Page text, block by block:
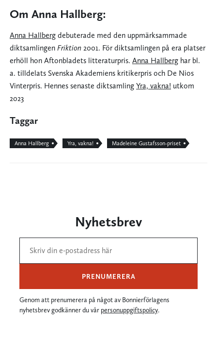
Om Anna Hallberg:
Anna Hallberg debuterade med den uppmärksammade
diktsamlingen Friktion 2001. För diktsamlingen på era platser
erhöll hon Aftonbladets litteraturpris. Anna Hallberg har bl.
a. tilldelats Svenska Akademiens kritikerpris och De Nios
Vinterpris. Hennes senaste diktsamling Yra, vakna! utkom
2023
Taggar
Anna Hallberg Yra, vakna! Madeleine Gustafsson-priset
Nyhetsbrev
PRENUMERERA
Genom att prenumerera på något av Bonnierförlagens
nyhetsbrev godkänner du vår personuppgiftspolicy.